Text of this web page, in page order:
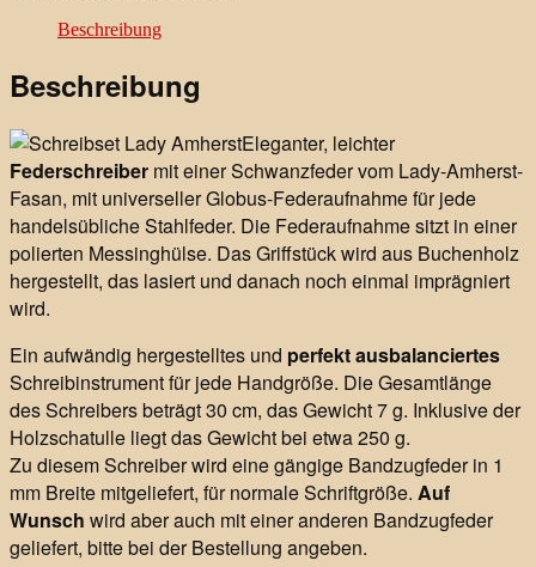
Buchenholz/Messing
Beschreibung
Beschreibung
Eleganter, leichter
Federschreiber mit einer Schwanzfeder vom Lady-Amherst-
Fasan, mit universeller Globus-Federaufnahme für jede
handelsübliche Stahlfeder. Die Federaufnahme sitzt in einer
polierten Messinghülse. Das Griffstück wird aus Buchenholz
hergestellt, das lasiert und danach noch einmal imprägniert
wird.
Ein aufwändig hergestelltes und perfekt ausbalanciertes
Schreibinstrument für jede Handgröße. Die Gesamtlänge
des Schreibers beträgt 30 cm, das Gewicht 7 g. Inklusive der
Holzschatulle liegt das Gewicht bei etwa 250 g.
Zu diesem Schreiber wird eine gängige Bandzugfeder in 1
mm Breite mitgeliefert, für normale Schriftgröße. Auf
Wunsch wird aber auch mit einer anderen Bandzugfeder
geliefert, bitte bei der Bestellung angeben.